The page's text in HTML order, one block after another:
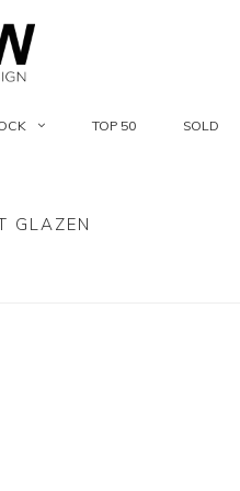
TOP 50 SOLD
GLAZEN